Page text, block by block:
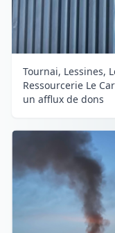
Tournai, Lessines,
Ressourcerie Le
un afflux de dons